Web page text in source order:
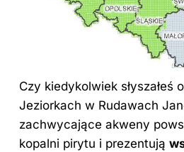
Czy kiedykolwiek słyszałeś
Jeziorkach w Rudawach
zachwycające akweny
kopalni pirytu i prezentują